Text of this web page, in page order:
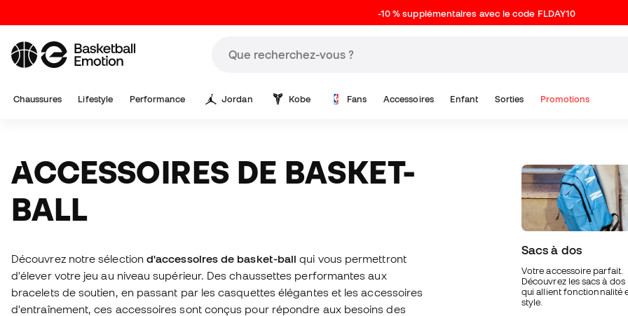
-10 % supplémentaires avec le code FLDAY10
Chaussures Lifestyle Performance Jordan Kobe Fans Accessoires Enfant Sorties Promotions
ACCESSOIRES DE BASKET-
BALL
Découvrez notre sélectiond'accessoires de basket-ball qui vous permettront
d'élever votre jeu au niveau supérieur. Des chaussettes performantes aux
bracelets de soutien, en passant par les casquettes élégantes et les accessoires
d'entraînement, ces accessoires sont conçus pour répondre aux besoins des
Sacs à dos
Votre accessoire parfait.
Découvrez les sacs à dos
qui allient fonctionnalité
style.